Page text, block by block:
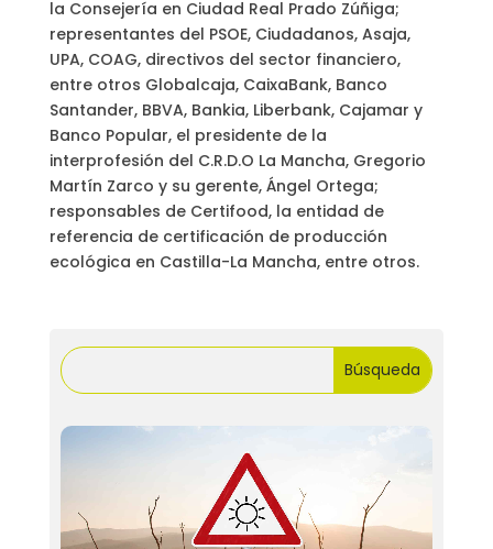
la Consejería en Ciudad Real Prado Zúñiga;
representantes del PSOE, Ciudadanos, Asaja,
UPA, COAG, directivos del sector financiero,
entre otros Globalcaja, CaixaBank, Banco
Santander, BBVA, Bankia, Liberbank, Cajamar y
Banco Popular, el presidente de la
interprofesión del C.R.D.O La Mancha, Gregorio
Martín Zarco y su gerente, Ángel Ortega;
responsables de Certifood, la entidad de
referencia de certificación de producción
ecológica en Castilla-La Mancha, entre otros.